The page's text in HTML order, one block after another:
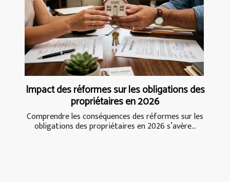
Impact des réformes sur les obligations des
propriétaires en 2026
Comprendre les conséquences des réformes sur les
obligations des propriétaires en 2026 s’avère...